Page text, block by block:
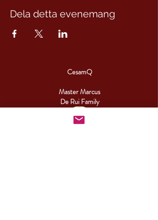
Dela detta evenemang
CesamQ
Master Marcus
De Rui Family